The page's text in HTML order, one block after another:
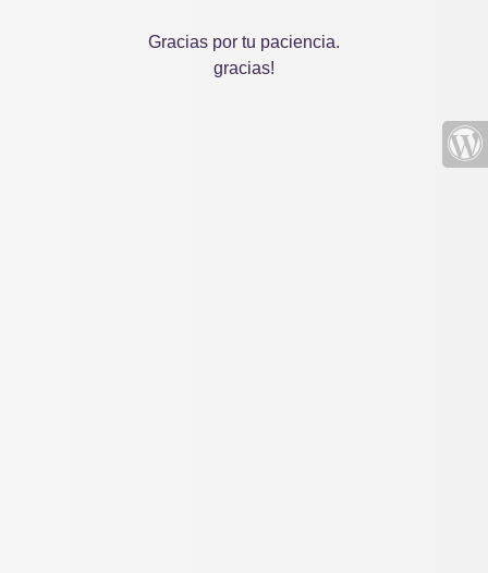
Gracias por tu paciencia.
gracias!